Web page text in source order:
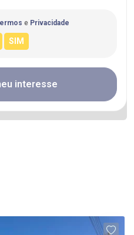
e Privacidade
interesse